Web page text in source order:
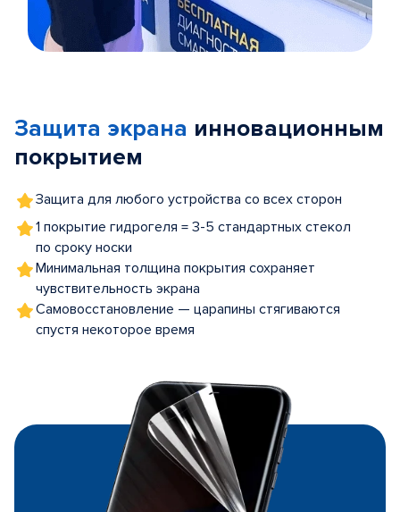
5
Защита экрана инновационным
покрытием
Защита для любого устройства со всех сторон
1 покрытие гидрогеля = 3-5 стандартных стекол
по сроку носки
Минимальная толщина покрытия сохраняет
чувствительность экрана
Самовосстановление — царапины стягиваются
спустя некоторое время